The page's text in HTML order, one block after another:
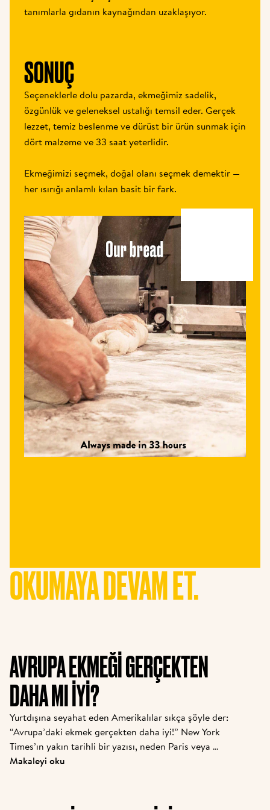
tanımlarla gıdanın kaynağından uzaklaşıyor.
SONUÇ
Seçeneklerle dolu pazarda, ekmeğimiz sadelik,
özgünlük ve geleneksel ustalığı temsil eder. Gerçek
lezzet, temiz beslenme ve dürüst bir ürün sunmak için
dört malzeme ve 33 saat yeterlidir.
Ekmeğimizi seçmek, doğal olanı seçmek demektir —
her ısırığı anlamlı kılan basit bir fark.
OKUMAYA DEVAM ET.
AVRUPA EKMEĞI GERÇEKTEN
DAHA MI IYI?
Yurtdışına seyahat eden Amerikalılar sıkça şöyle der:
“Avrupa’daki ekmek gerçekten daha iyi!” New York
Times’ın yakın tarihli bir yazısı, neden Paris veya
Roma’da baget, kruvasan ya da pizza yerken hiç
sorguluyor. Bu ekmek farkının gerçek nedenleri var
Makaleyi oku